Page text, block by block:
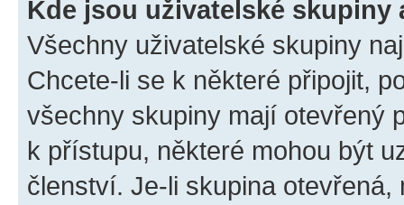
Kde jsou uživatelské skupiny
Všechny uživatelské skupiny
Chcete-li se k některé připojit,
všechny skupiny mají otevřený
k přístupu, některé mohou být
členství. Je-li skupina